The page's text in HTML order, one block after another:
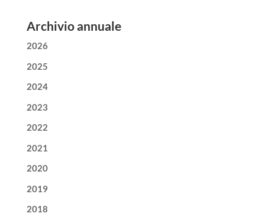
Archivio annuale
2026
2025
2024
2023
2022
2021
2020
2019
2018